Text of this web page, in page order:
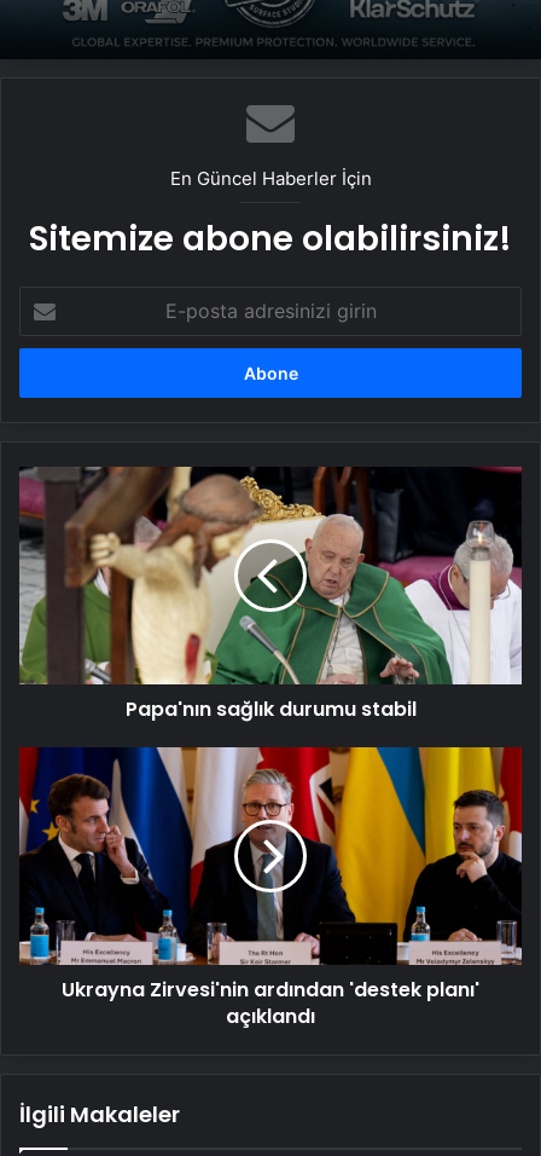
En Güncel Haberler İçin
Sitemize abone olabilirsiniz!
posta
adresinizi
Papa'nın
sağlık
durumu
stabil
Papa'nın sağlık durumu stabil
Ukrayna
Zirvesi'nin
ardından
'destek
planı'
açıklandı
Ukrayna Zirvesi'nin ardından 'destek planı'
açıklandı
İlgili Makaleler